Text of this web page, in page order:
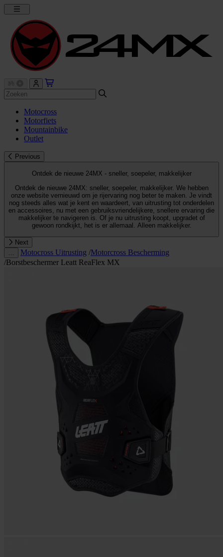
Motocross
Motorfiets
Mountainbike
Outlet
Previous
Ontdek de nieuwe 24MX - sneller, soepeler, makkelijker
Ontdek de nieuwe 24MX: sneller, soepeler, makkelijker. We hebben
onze website vernieuwd om je rijervaring nog beter te maken. Je vindt
nog steeds alles wat je kent en waardeert, van uitrusting tot onderdelen
en accessoires, nu met een gebruiksvriendelijkere, snellere ervaring die
makkelijker te navigeren is. Of je nu uitrusting koopt, upgradet of
gewoon rondkijkt, het is er allemaal. Alleen makkelijker.
Next
Motocross Uitrusting /Motorcross Bescherming
/Borstbeschermer Leatt ReaFlex MX